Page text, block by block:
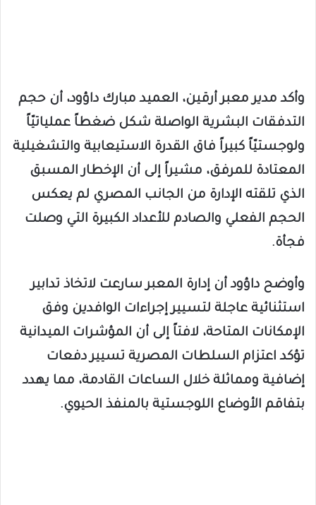
وأكد مدير معبر أرقين، العميد مبارك داؤود، أن حجم
التدفقات البشرية الواصلة شكل ضغطاً عملياتيّاً
ولوجستيّاً كبيراً فاق القدرة الاستيعابية والتشغيلية
المعتادة للمرفق، مشيراً إلى أن الإخطار المسبق
الذي تلقته الإدارة من الجانب المصري لم يعكس
الحجم الفعلي والصادم للأعداد الكبيرة التي وصلت
فجأة.
وأوضح داؤود أن إدارة المعبر سارعت لاتخاذ تدابير
استثنائية عاجلة لتسيير إجراءات الوافدين وفق
الإمكانات المتاحة، لافتاً إلى أن المؤشرات الميدانية
تؤكد اعتزام السلطات المصرية تسيير دفعات
إضافية ومماثلة خلال الساعات القادمة، مما يهدد
بتفاقم الأوضاع اللوجستية بالمنفذ الحيوي.